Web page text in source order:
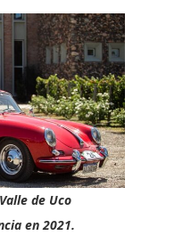
de Uco
en 2021.